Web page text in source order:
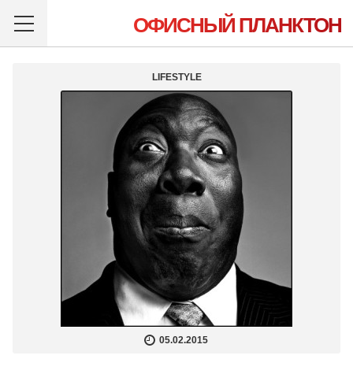
ОФИСНЫЙ ПЛАНКТОН
LIFESTYLE
05.02.2015